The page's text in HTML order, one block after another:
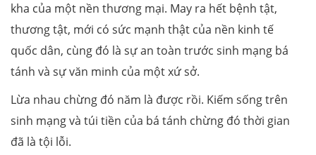
kha của một nền thương mại. May ra hết bệnh tật,
thương tật, mới có sức mạnh thật của nền kinh tế
quốc dân, cùng đó là sự an toàn trước sinh mạng bá
tánh và sự văn minh của một xứ sở.
Lừa nhau chừng đó năm là được rồi. Kiếm sống trên
sinh mạng và túi tiền của bá tánh chừng đó thời gian
đã là tội lỗi.